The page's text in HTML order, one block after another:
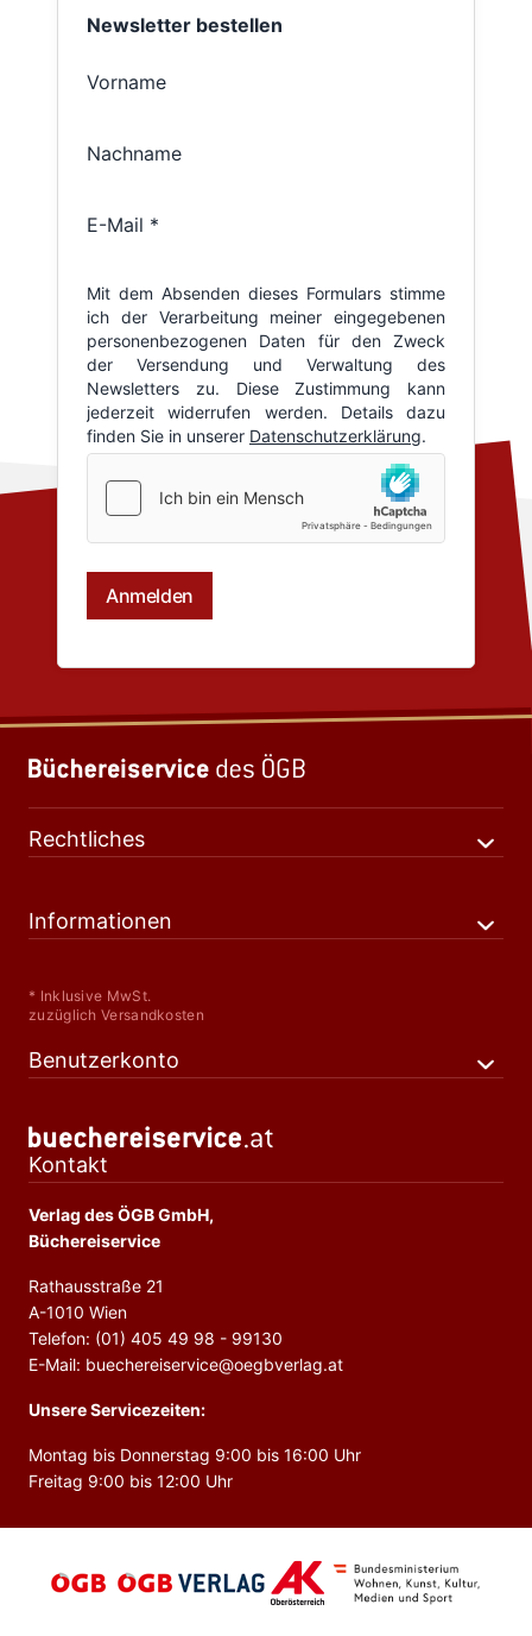
Rechtliches
Informationen
* Inklusive MwSt.
zuzüglich Versandkosten
Benutzerkonto
Kontakt
Verlag des ÖGB GmbH,
Büchereiservice
Rathausstraße 21
A-1010 Wien
Telefon: (01) 405 49 98 - 99130
E-Mail: buechereiservice@oegbverlag.at
Unsere Servicezeiten:
Montag bis Donnerstag 9:00 bis 16:00 Uhr
Freitag 9:00 bis 12:00 Uhr